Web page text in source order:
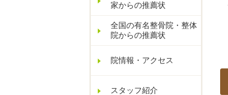
家からの推薦状
全国の有名整骨院・整体
院からの推薦状
院情報・アクセス
スタッフ紹介